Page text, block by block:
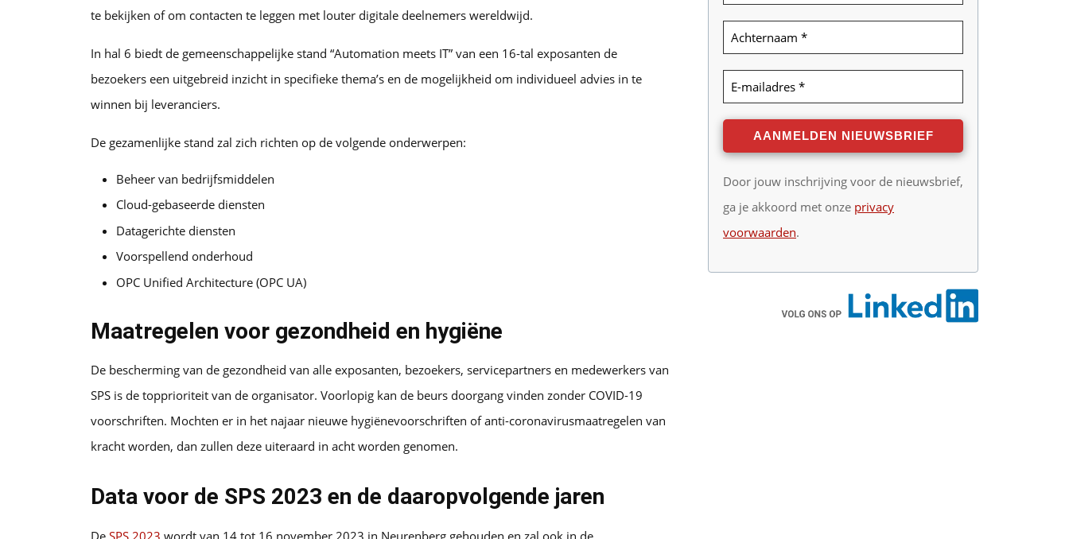
te bekijken of om contacten te leggen met louter digitale deelnemers wereldwijd.
In hal 6 biedt de gemeenschappelijke stand “Automation meets IT” van een 16-tal exposanten de
bezoekers een uitgebreid inzicht in specifieke thema’s en de mogelijkheid om individueel advies in te
winnen bij leveranciers.
De gezamenlijke stand zal zich richten op de volgende onderwerpen:
Beheer van bedrijfsmiddelen
Cloud-gebaseerde diensten
Datagerichte diensten
Voorspellend onderhoud
OPC Unified Architecture (OPC UA)
Maatregelen voor gezondheid en hygiëne
De bescherming van de gezondheid van alle exposanten, bezoekers, servicepartners en medewerkers van
SPS is de topprioriteit van de organisator. Voorlopig kan de beurs doorgang vinden zonder COVID-19
voorschriften. Mochten er in het najaar nieuwe hygiënevoorschriften of anti-coronavirusmaatregelen van
kracht worden, dan zullen deze uiteraard in acht worden genomen.
Data voor de SPS 2023 en de daaropvolgende jaren
Door jouw inschrijving voor de nieuwsbrief,
ga je akkoord met onze privacy
voorwaarden.